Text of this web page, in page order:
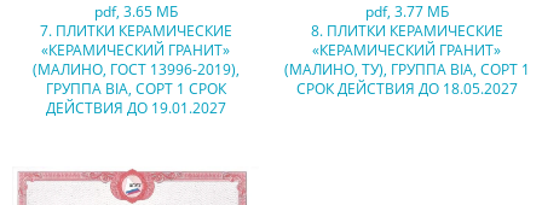
pdf, 3.65 МБ
7. ПЛИТКИ КЕРАМИЧЕСКИЕ
«КЕРАМИЧЕСКИЙ ГРАНИТ»
(МАЛИНО, ГОСТ 13996-2019),
ГРУППА BIA, СОРТ 1 СРОК
ДЕЙСТВИЯ ДО 19.01.2027
pdf, 3.77 МБ
8. ПЛИТКИ КЕРАМИЧЕСКИЕ
«КЕРАМИЧЕСКИЙ ГРАНИТ»
(МАЛИНО, ТУ), ГРУППА BIA, СОРТ 1
СРОК ДЕЙСТВИЯ ДО 18.05.2027